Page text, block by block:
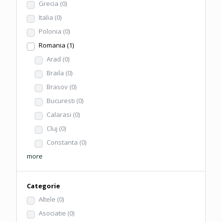
Grecia (0)
Italia (0)
Polonia (0)
Romania (1)
Arad (0)
Braila (0)
Brasov (0)
Bucuresti (0)
Calarasi (0)
Cluj (0)
Constanta (0)
more
Categorie
Altele (0)
Asociatie (0)